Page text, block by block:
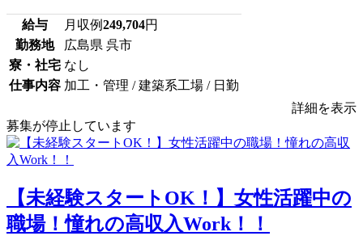
給与 月収例249,704円
勤務地
広島県 呉市
寮・社宅 なし
仕事内容 加工・管理 / 建築系工場 / 日勤
詳細を表示
募集が停止しています
【未経験スタートOK！】女性活躍中の
職場！憧れの高収入Work！！